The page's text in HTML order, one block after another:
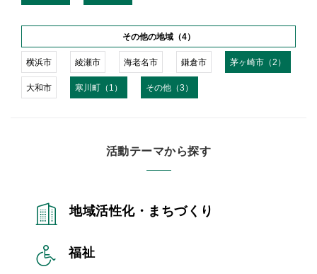
その他の地域（4）
横浜市 綾瀬市 海老名市 鎌倉市 茅ヶ崎市（2）
大和市 寒川町（1） その他（3）
活動テーマから探す
地域活性化・まちづくり
福祉